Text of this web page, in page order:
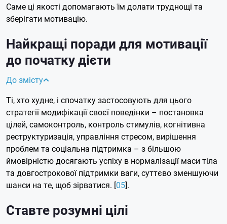
Саме ці якості допомагають їм долати труднощі та
зберігати мотивацію.
Найкращі поради для мотивації
до початку дієти
До змісту
Ті, хто худне, і спочатку застосовують для цього
стратегії модифікації своєї поведінки – постановка
цілей, самоконтроль, контроль стимулів, когнітивна
реструктуризація, управління стресом, вирішення
проблем та соціальна підтримка – з більшою
ймовірністю досягають успіху в нормалізації маси тіла
та довгострокової підтримки ваги, суттєво зменшуючи
шанси на те, щоб зірватися. [05].
Ставте розумні цілі